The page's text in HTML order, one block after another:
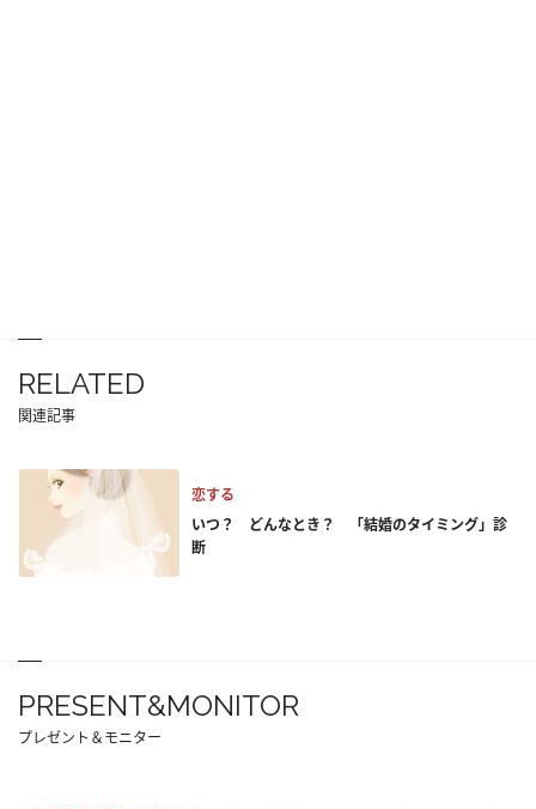
RELATED
関連記事
恋する
いつ？ どんなとき？ 「結婚のタイミング」診
断
PRESENT&MONITOR
プレゼント＆モニター